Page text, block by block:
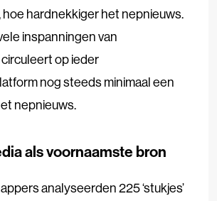
hardnekkiger het nepnieuws.
inspanningen van
op ieder
nog steeds minimaal een
nepnieuws.
als voornaamste bron
analyseerden 225 ‘stukjes’